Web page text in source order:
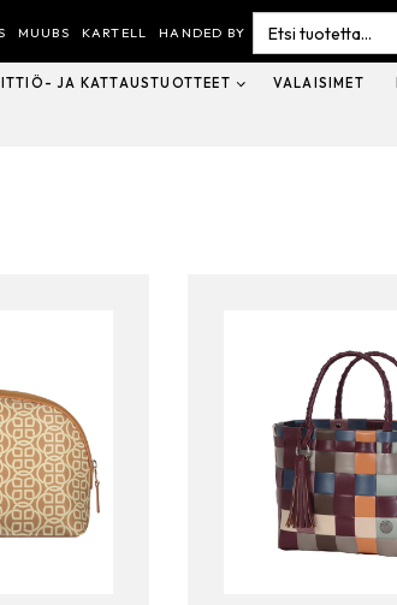
MUUBS KARTELL HANDED BY
Search
for:
JA KATTAUSTUOTTEET VALAISIMET